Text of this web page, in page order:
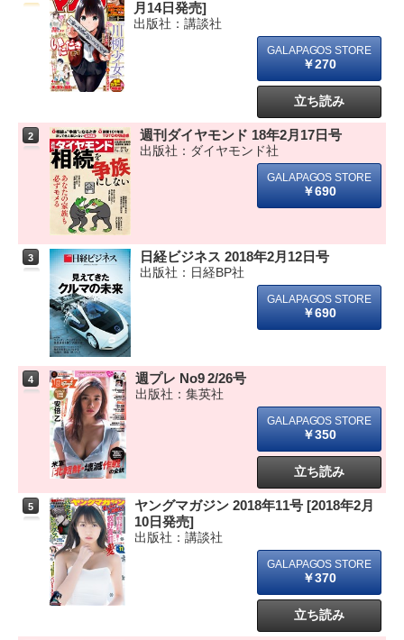
月14日発売]
出版社：講談社
￥270
立ち読み
2 週刊ダイヤモンド 18年2月17日号
出版社：ダイヤモンド社
￥690
3 日経ビジネス 2018年2月12日号
出版社：日経BP社
￥690
4 週プレ No9 2/26号
出版社：集英社
￥350
立ち読み
5
ヤングマガジン 2018年11号 [2018年2月
10日発売]
出版社：講談社
￥370
立ち読み